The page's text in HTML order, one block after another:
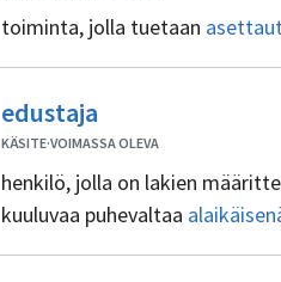
toiminta, jolla tuetaan
edustaja
sisällöntuottajia
KÄSITE·VOIMASSA OLEVA
henkilö, jolla on lakien
kuuluvaa puhevaltaa